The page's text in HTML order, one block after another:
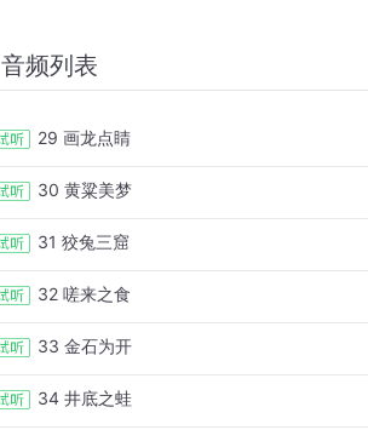
音频列表
29 画龙点睛
30 黄粱美梦
31 狡兔三窟
32 嗟来之食
33 金石为开
34 井底之蛙